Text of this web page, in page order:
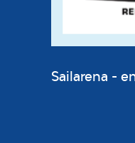
Sailarena -